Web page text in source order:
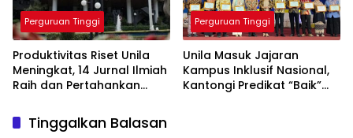
Perguruan Tinggi
Produktivitas Riset Unila
Meningkat, 14 Jurnal Ilmiah
Raih dan Pertahankan
Perguruan Tinggi
Unila Masuk Jajaran
Kampus Inklusif Nasional,
Kantongi Predikat “Baik”
Tinggalkan Balasan